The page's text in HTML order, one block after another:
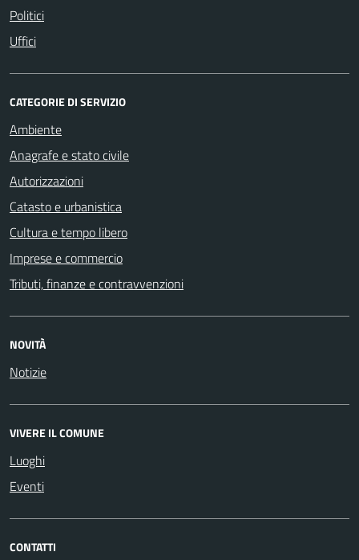
Politici
Uffici
CATEGORIE DI SERVIZIO
Ambiente
Anagrafe e stato civile
Autorizzazioni
Catasto e urbanistica
Cultura e tempo libero
Imprese e commercio
Tributi, finanze e contravvenzioni
NOVITÀ
Notizie
VIVERE IL COMUNE
Luoghi
Eventi
CONTATTI